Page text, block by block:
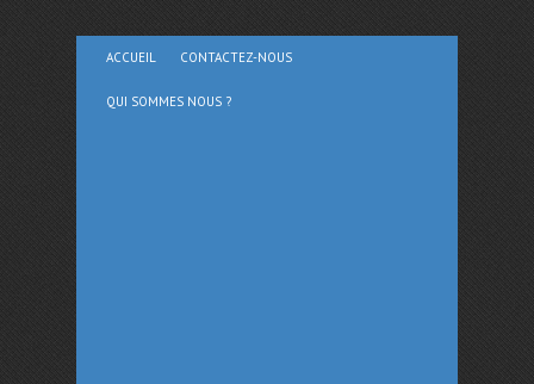
ACCUEIL CONTACTEZ-NOUS
QUI SOMMES NOUS ?